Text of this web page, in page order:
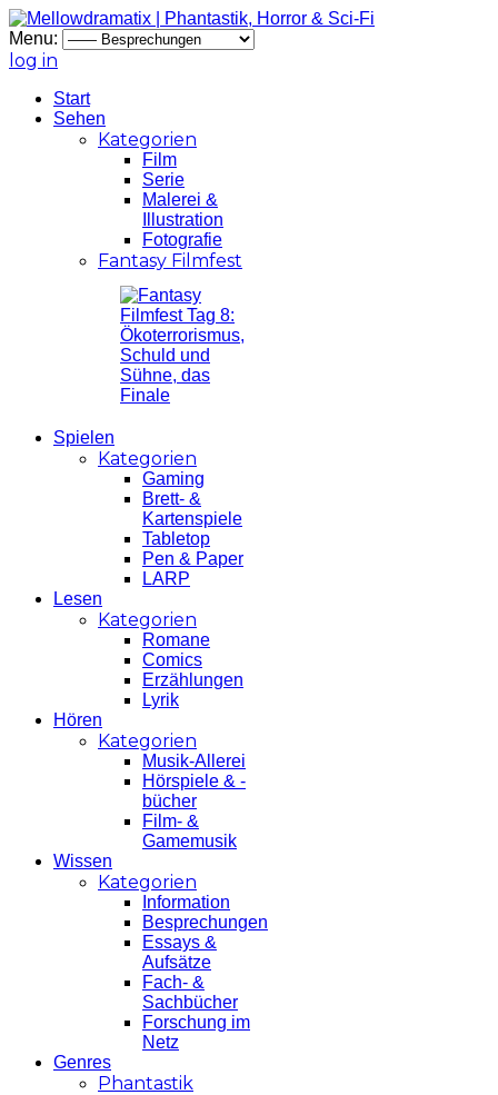
Menu:
log in
Start
Sehen
Kategorien
Film
Serie
Malerei &
Illustration
Fotografie
Fantasy Filmfest
Spielen
Kategorien
Gaming
Brett- &
Kartenspiele
Tabletop
Pen & Paper
LARP
Lesen
Kategorien
Romane
Comics
Erzählungen
Lyrik
Hören
Kategorien
Musik-Allerei
Hörspiele & -
bücher
Film- &
Gamemusik
Wissen
Kategorien
Information
Besprechungen
Essays &
Aufsätze
Fach- &
Sachbücher
Forschung im
Netz
Genres
Phantastik